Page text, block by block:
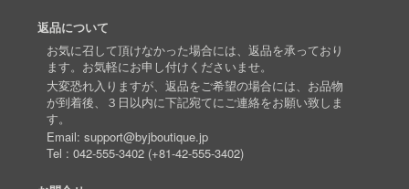
返品について
お気に召して頂けなかった場合には、返品を承っており
ます。お気軽にお申し付けくださいませ。
大変恐れ入りますが、返品をご希望の場合には、お品物
が到着後、３日以内に下記宛てにご連絡をお願い致しま
す。
Email: support@byjboutique.jp
Tel : 042-555-3402(+81-42-555-3402)